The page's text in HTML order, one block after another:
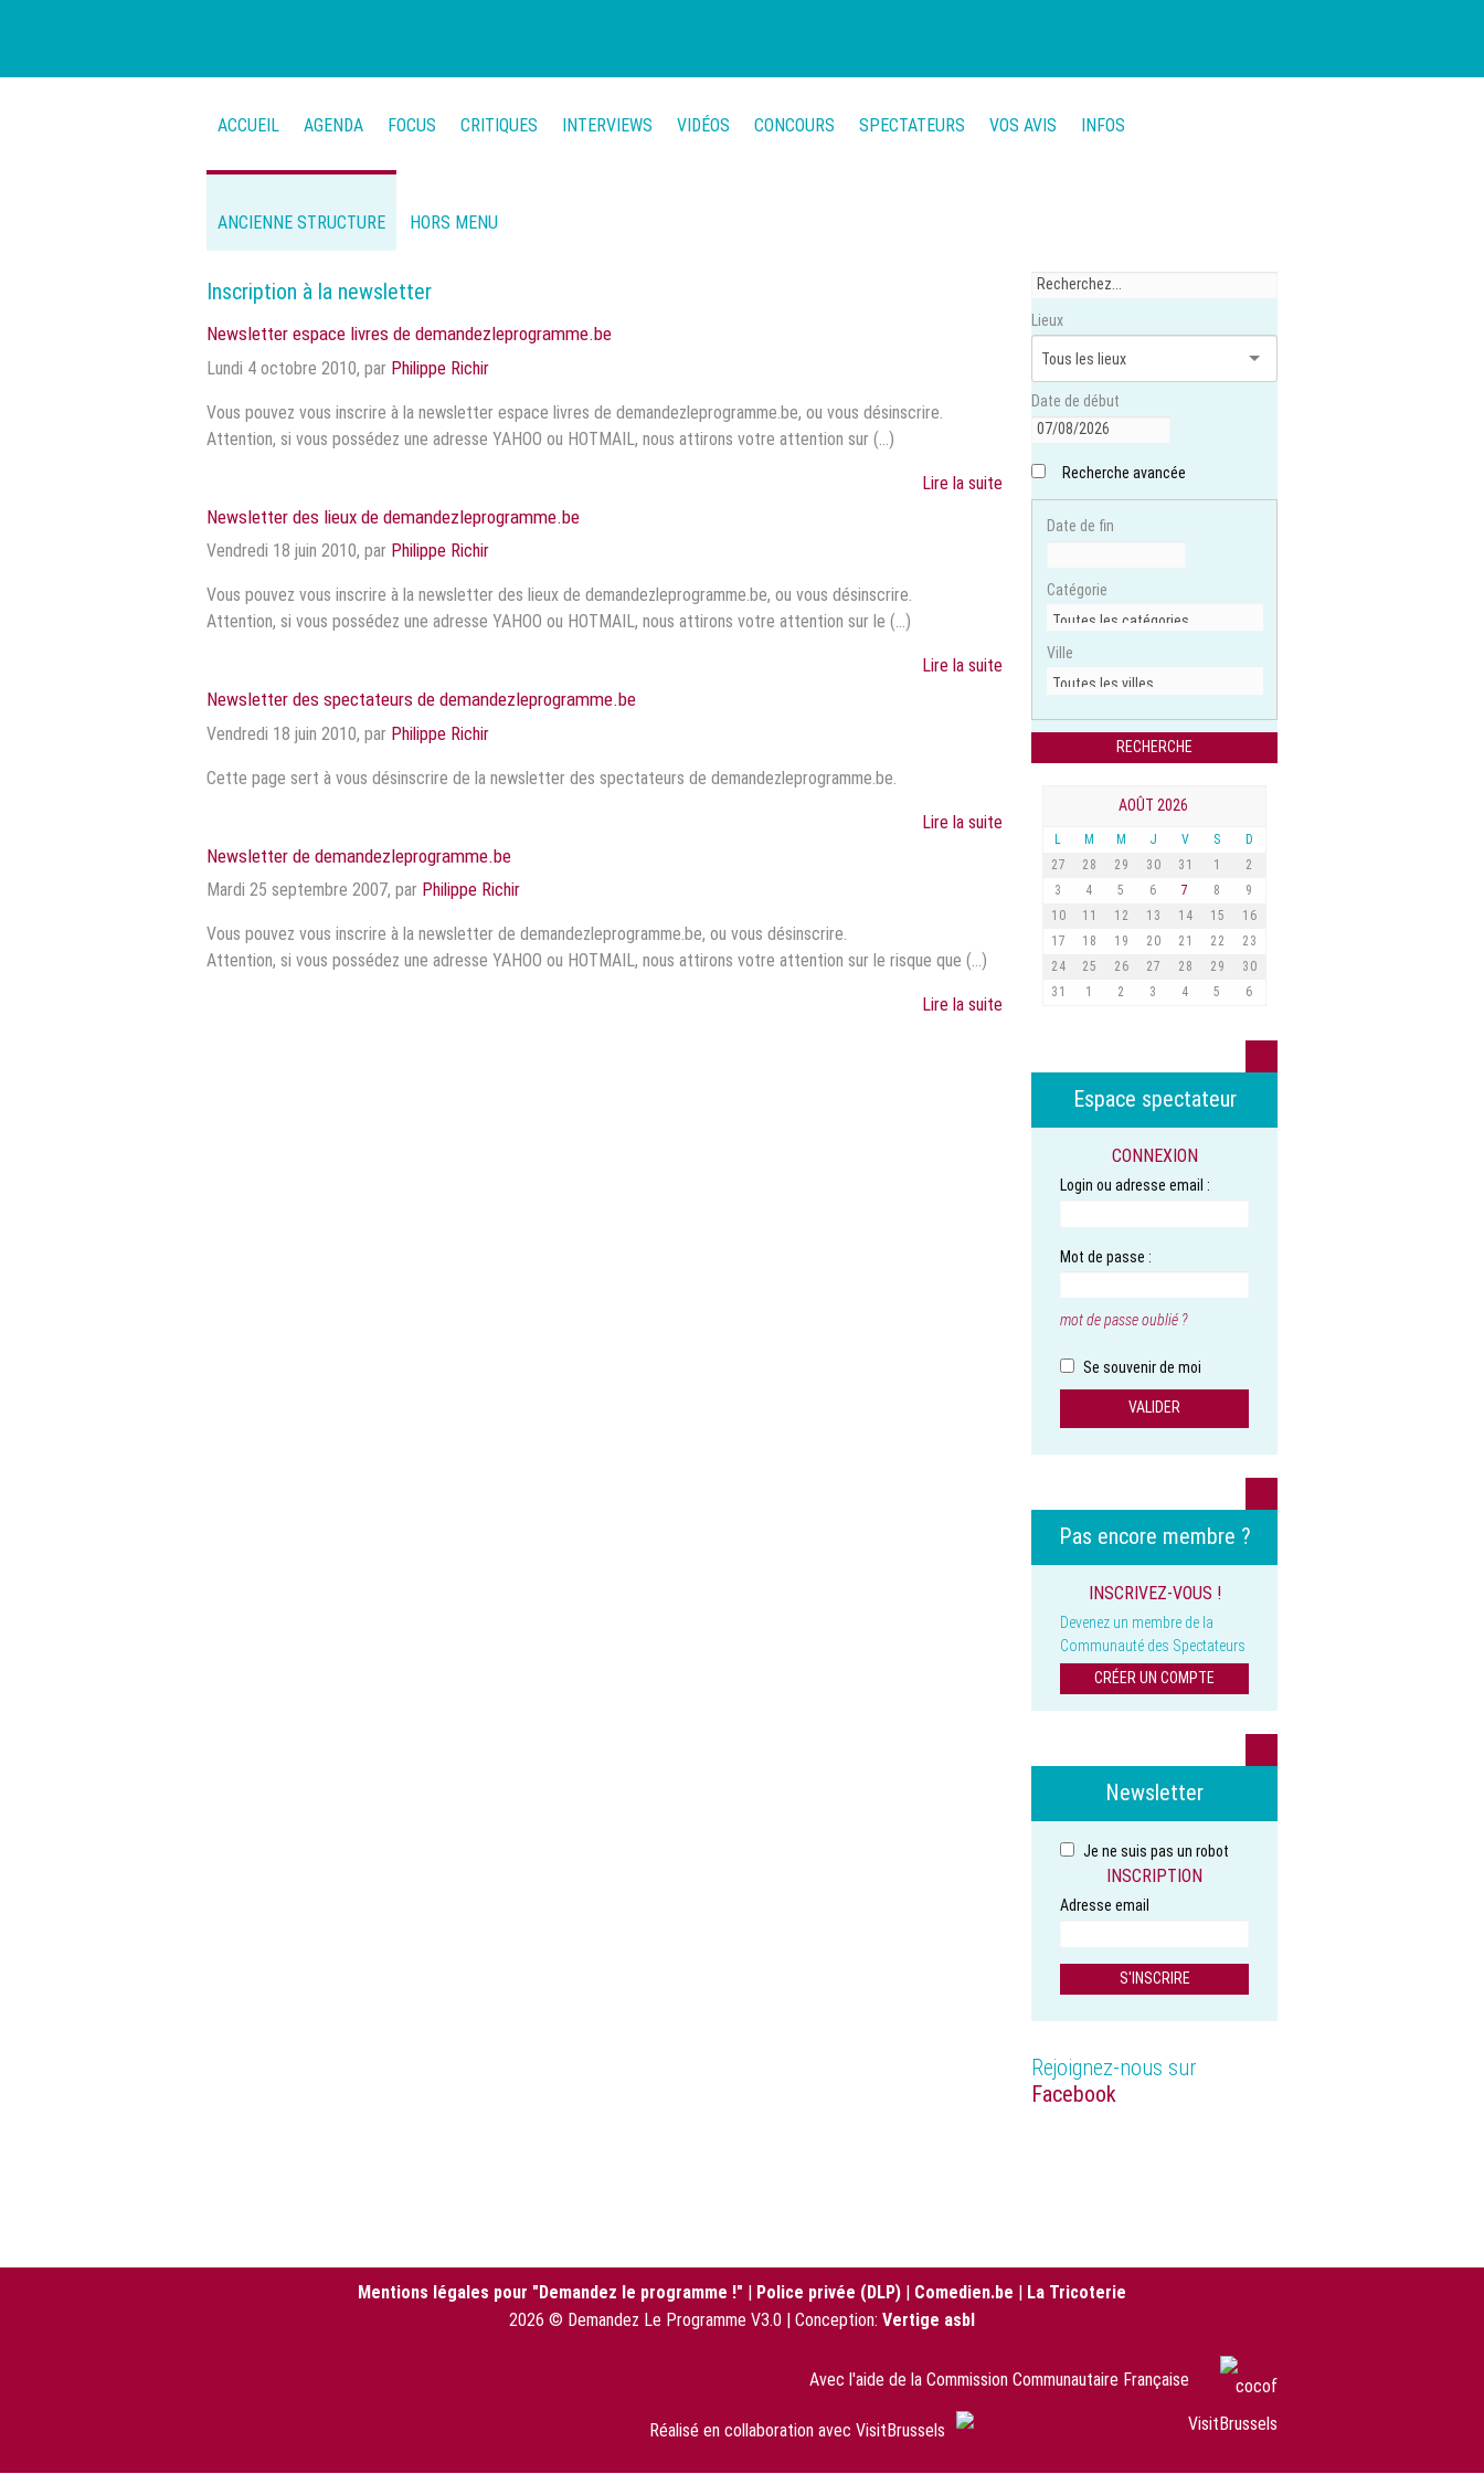
ACCUEIL AGENDA FOCUS CRITIQUES INTERVIEWS VIDÉOS CONCOURS SPECTATEURS VOS AVIS INFOS
ANCIENNE STRUCTURE HORS MENU
Inscription à la newsletter
Newsletter espace livres de demandezleprogramme.be
Lundi 4 octobre 2010, par Philippe Richir
Vous pouvez vous inscrire à la newsletter espace livres de demandezleprogramme.be, ou vous désinscrire.
Attention, si vous possédez une adresse YAHOO ou HOTMAIL, nous attirons votre attention sur (...)
Lire la suite
Newsletter des lieux de demandezleprogramme.be
Vendredi 18 juin 2010, par Philippe Richir
Vous pouvez vous inscrire à la newsletter des lieux de demandezleprogramme.be, ou vous désinscrire.
Attention, si vous possédez une adresse YAHOO ou HOTMAIL, nous attirons votre attention sur le (...)
Lire la suite
Newsletter des spectateurs de demandezleprogramme.be
Vendredi 18 juin 2010, par Philippe Richir
Cette page sert à vous désinscrire de la newsletter des spectateurs de demandezleprogramme.be.
Lire la suite
Newsletter de demandezleprogramme.be
Mardi 25 septembre 2007, par Philippe Richir
Vous pouvez vous inscrire à la newsletter de demandezleprogramme.be, ou vous désinscrire.
Attention, si vous possédez une adresse YAHOO ou HOTMAIL, nous attirons votre attention sur le risque que (...)
Lire la suite
Lieux
Date de début
Recherche avancée
Date de fin
Catégorie
Ville
AOÛT 2026
L M M J V S
D
27
28 29 30 31 1
2
3
4 5 6 7 8
9
10
11 12 13 14 15
16
17
18 19 20 21 22
23
24
25 26 27 28 29
30
31
1 2 3 4 5 6
Espace spectateur
CONNEXION
Login ou adresse email :
Mot de passe :
mot de passe oublié ?
Se souvenir de moi
Pas encore membre ?
INSCRIVEZ-VOUS !
Devenez un membre de la
Communauté des Spectateurs
CRÉER UN COMPTE
Newsletter
Je ne suis pas un robot
INSCRIPTION
Adresse email
Rejoignez-nous sur
Facebook
Mentions légales pour "Demandez le programme !" | Police privée (DLP) | Comedien.be | La Tricoterie
2026 © Demandez Le Programme V3.0 | Conception: Vertige asbl
Avec l'aide de la Commission Communautaire Française
Réalisé en collaboration avec VisitBrussels